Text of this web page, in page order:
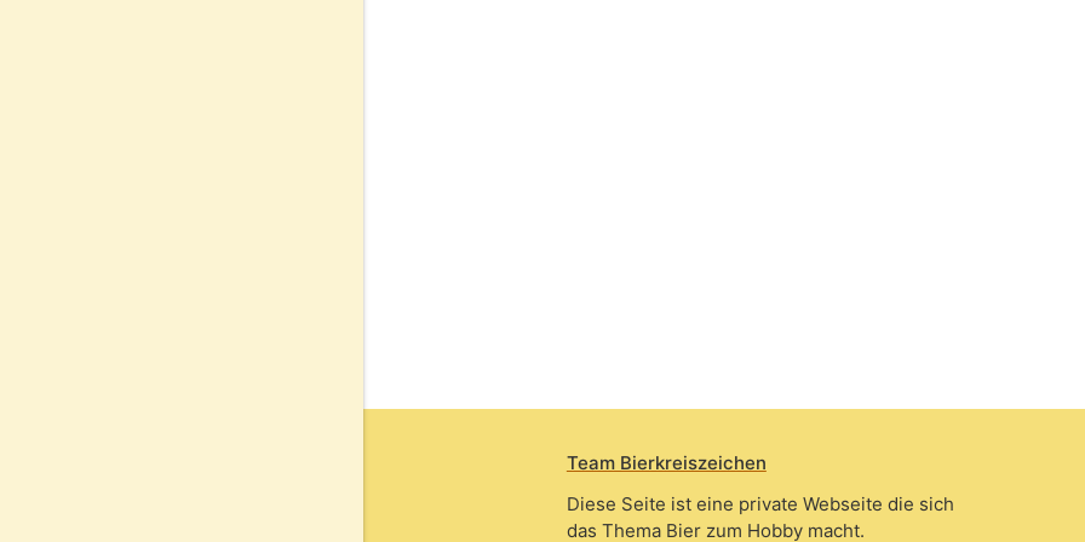
Team Bierkreiszeichen
Diese Seite ist eine private Webseite die sich
das Thema Bier zum Hobby macht.